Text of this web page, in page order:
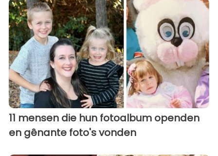
11 mensen die hun fotoalbum openden
en gênante foto's vonden